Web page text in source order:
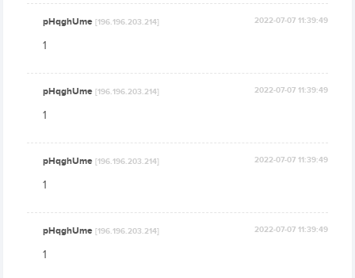
pHqghUme[196.196.203.214] 2022-07-07 11:39:49
1
pHqghUme[196.196.203.214] 2022-07-07 11:39:49
1
pHqghUme[196.196.203.214] 2022-07-07 11:39:49
1
pHqghUme[196.196.203.214] 2022-07-07 11:39:49
1